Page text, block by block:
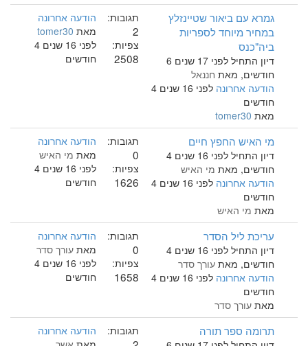
גמרא עם ביאור שטיינזלץ
במחיר מיוחד לספריות
ביה"כנס
דיון התחיל לפני 17 שנים 6
חודשים, מאת חננאל
הודעה אחרונה
לפני 16 שנים 4
חודשים
מאת tomer30
תגובות:
2
צפיות:
2508
הודעה אחרונה
מאת tomer30
לפני 16 שנים 4
חודשים
מי האיש החפץ חיים
דיון התחיל לפני 16 שנים 4
חודשים, מאת מי האיש
הודעה אחרונה
לפני 16 שנים 4
חודשים
מאת מי האיש
תגובות:
0
צפיות:
1626
הודעה אחרונה
מאת מי האיש
לפני 16 שנים 4
חודשים
עריכת ליל הסדר
דיון התחיל לפני 16 שנים 4
חודשים, מאת עורך סדר
הודעה אחרונה
לפני 16 שנים 4
חודשים
מאת עורך סדר
תגובות:
0
צפיות:
1658
הודעה אחרונה
מאת עורך סדר
לפני 16 שנים 4
חודשים
תרומה ספר תורה תגובות:
הודעה אחרונה